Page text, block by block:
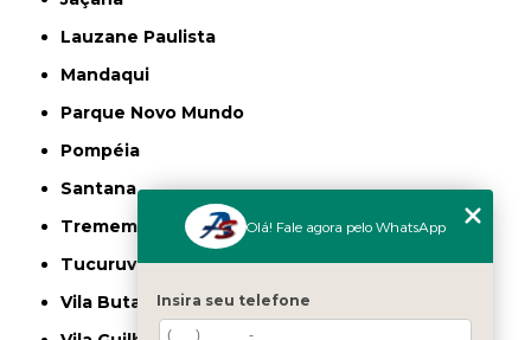
Lauzane Paulista
Mandaqui
Parque Novo Mundo
Pompéia
Santana
Tremembé
Tucuruvi
Vila Butantã
Olá! Fale agora pelo WhatsApp
Insira seu telefone